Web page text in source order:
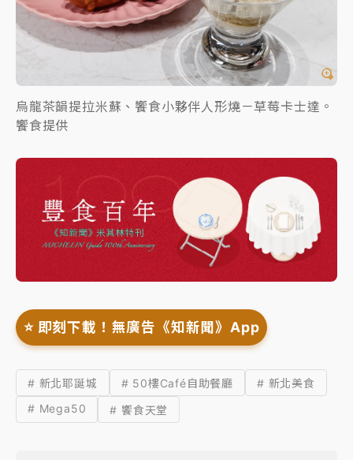
烏龍茶韻提拉米蘇、饗食小夥伴人形燒－草莓卡士達。
饗食提供
⭐️ 即刻下載！無廣告《知新聞》App
# 新北耶誕城 # 50樓Café自助餐廳
# 新北美食
# Mega50
# 饗食天堂